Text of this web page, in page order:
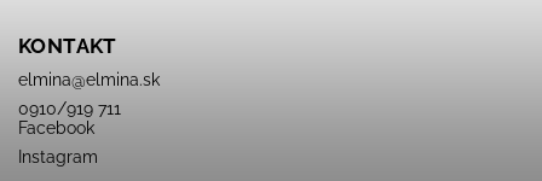
KONTAKT
elmina@elmina.sk
0910/919 711
Facebook
Instagram